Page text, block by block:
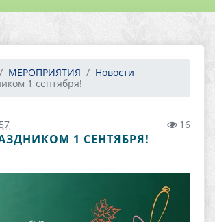
МЕРОПРИЯТИЯ
Новости
1 сентября!
16
1 СЕНТЯБРЯ!